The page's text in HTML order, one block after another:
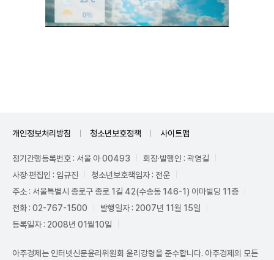
개인정보처리방침 청소년보호정책 사이트맵
정기간행등록번호 : 서울 아 00493
회장·발행인 : 곽영길
사장·편집인 : 임규진
청소년보호책임자 : 전운
주소 : 서울특별시 종로구 종로 1길 42(수송동 146-1) 이마빌딩 11층
전화 : 02-767-1500
발행일자 : 2007년 11월 15일
등록일자 : 2008년 01월10일
아주경제는 인터넷신문윤리위원회 윤리강령을 준수합니다. 아주경제의 모든